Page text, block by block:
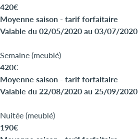
420€
Moyenne saison - tarif forfaitaire
Valable du 02/05/2020 au 03/07/2020
Semaine (meublé)
420€
Moyenne saison - tarif forfaitaire
Valable du 22/08/2020 au 25/09/2020
Nuitée (meublé)
190€